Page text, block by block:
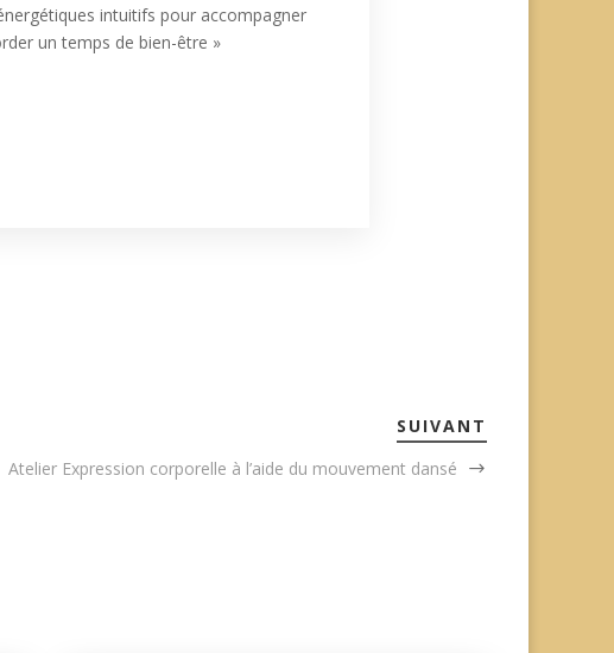
intuitifs pour accompagner
un temps de bien-être »
SUIVANT
Atelier Expression corporelle à l’aide du mouvement dansé